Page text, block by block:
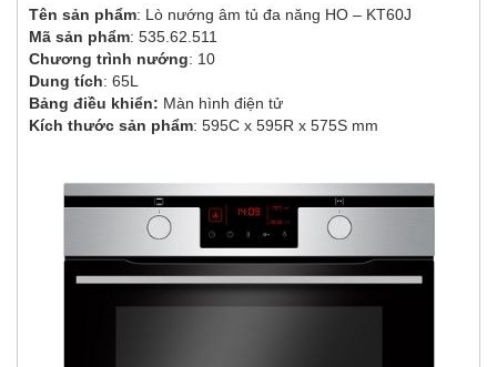
Tên sản phẩm: Lò nướng âm tủ đa năng HO – KT60J
Mã sản phẩm: 535.62.511
Chương trình nướng: 10
Dung tích: 65L
Bảng điều khiển: Màn hình điện tử
Kích thước sản phẩm: 595C x 595R x 575S mm